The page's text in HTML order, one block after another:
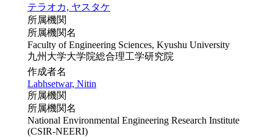
テラオカ, ヤスタケ
所属機関
所属機関名
Faculty of Engineering Sciences, Kyushu University
九州大学大学院総合理工学研究院
作成者名
Labhsetwar, Nitin
所属機関
所属機関名
National Environmental Engineering Research Institute
(CSIR-NEERI)